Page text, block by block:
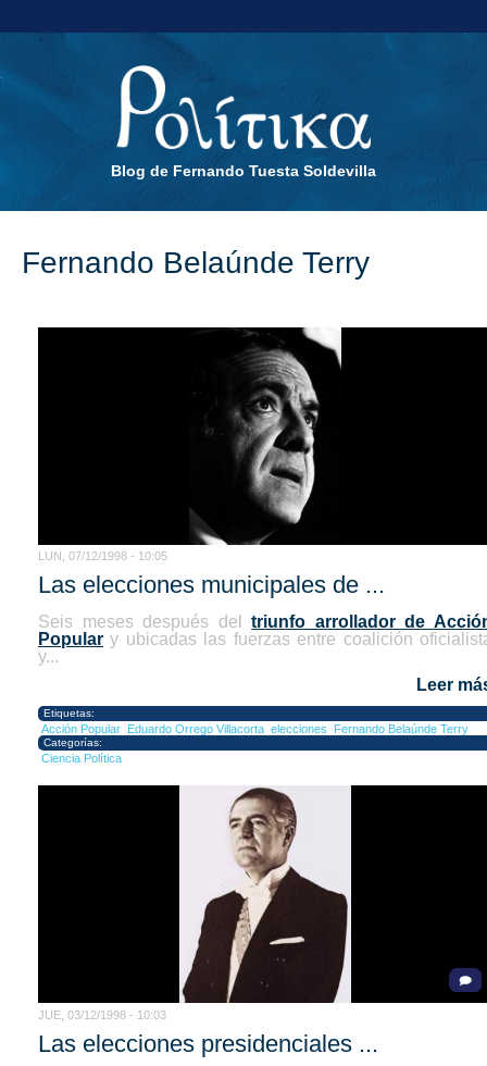
Blog de Fernando Tuesta Soldevilla
Fernando Belaúnde Terry
LUN, 07/12/1998 - 10:05
Las elecciones municipales de ...
Seis meses después deltriunfo arrollador de
Popular y ubicadas las fuerzas entre coalición
y...
Leer
Etiquetas:
Acción Popular Eduardo Orrego Villacorta elecciones Fernando Belaúnde Terry
Categorías:
Ciencia Política
JUE, 03/12/1998 - 10:03
Las elecciones presidenciales ...